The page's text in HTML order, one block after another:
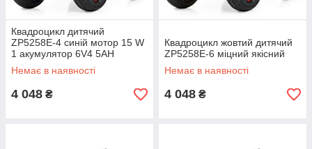
Квадроцикл дитячий
ZP5258E-4 синій мотор 15 W
1 акумулятор 6V4 5AH
Немає в наявності
4 048 ₴
Квадроцикл жовтий дитячий
ZP5258E-6 міцний якісний
Немає в наявності
4 048 ₴